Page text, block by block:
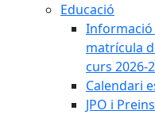
Educació
Informació
matrícula
curs 2026-
Calendari
JPO i